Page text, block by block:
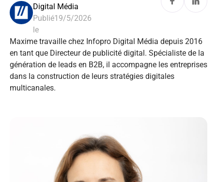
Digital Média
Publié
le
19/5/2026
Maxime travaille chez Infopro Digital Média depuis 2016
en tant que Directeur de publicité digital. Spécialiste de la
génération de leads en B2B, il accompagne les entreprises
dans la construction de leurs stratégies digitales
multicanales.